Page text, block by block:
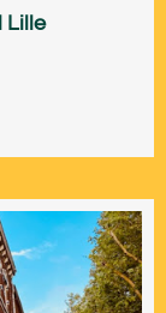
Lille